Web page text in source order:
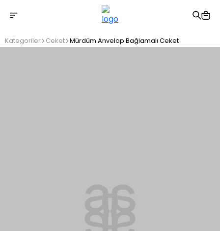
2500 TL üzeri ücretsiz kargo
Kategoriler Ceket Mürdüm Anvelop Bağlamalı Ceket